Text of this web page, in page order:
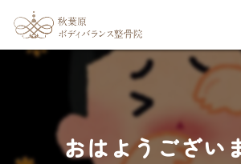
おはようござい